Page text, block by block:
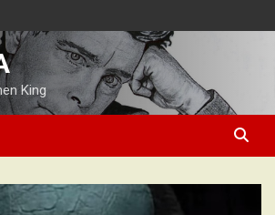
King